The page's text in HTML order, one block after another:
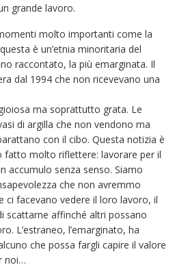
grande lavoro.
molto importanti come la
è un’etnia minoritaria del
raccontato, la più emarginata. Il
dal 1994 che non ricevevano una
ma soprattutto grata. Le
di argilla che non vendono ma
con il cibo. Questa notizia è
fatto molto riflettere: lavorare per il
accumulo senza senso. Siamo
che non avremmo
facevano vedere il loro lavoro, il
scattarne affinché altri possano
L’estraneo, l’emarginato, ha
che possa fargli capire il valore
noi…